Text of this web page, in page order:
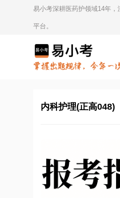
易小考深耕医药护领域14年
平台。
内科护理(正高048)